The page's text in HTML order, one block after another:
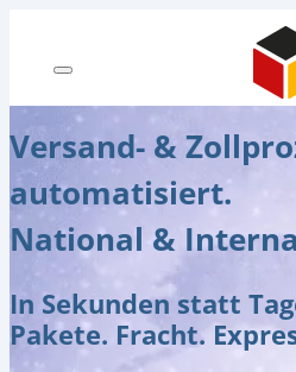
Versand- &
automatisiert.
National &
In Sekunden statt
Pakete. Fracht.